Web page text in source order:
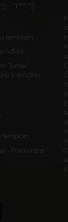
opravy
templom
Turner”
II. erődítés
templom
- Premontrei